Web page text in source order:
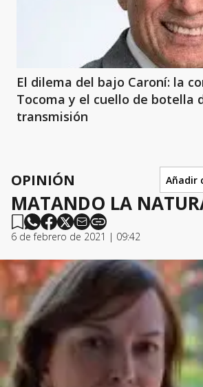
El dilema del bajo Caroní: la
Tocoma y el cuello de botella
transmisión
OPINIÓN Añadir
MATANDO LA
6 de febrero de 2021 | 09:42